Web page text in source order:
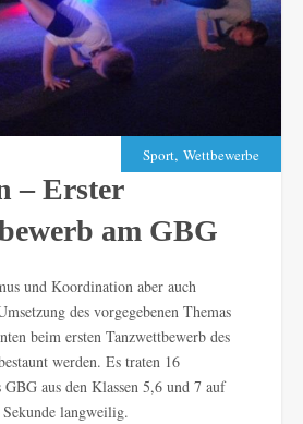
Sport, Wettbewerbe
– Erster
am GBG
und Koordination aber auch
des vorgegebenen Themas
beim ersten Tanzwettbewerb des
werden. Es traten 16
GBG aus den Klassen 5,6 und 7 auf
langweilig.